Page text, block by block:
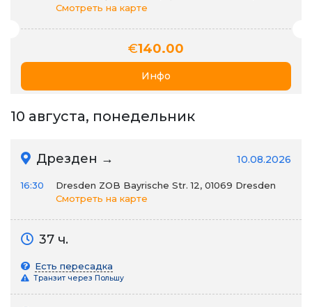
Смотреть на карте
€140.00
Инфо
10 августа, понедельник
Дрезден → 10.08.2026
16:30
Dresden ZOB Bayrische Str. 12, 01069 Dresden
Смотреть на карте
37 ч.
Есть пересадка
Транзит через Польшу